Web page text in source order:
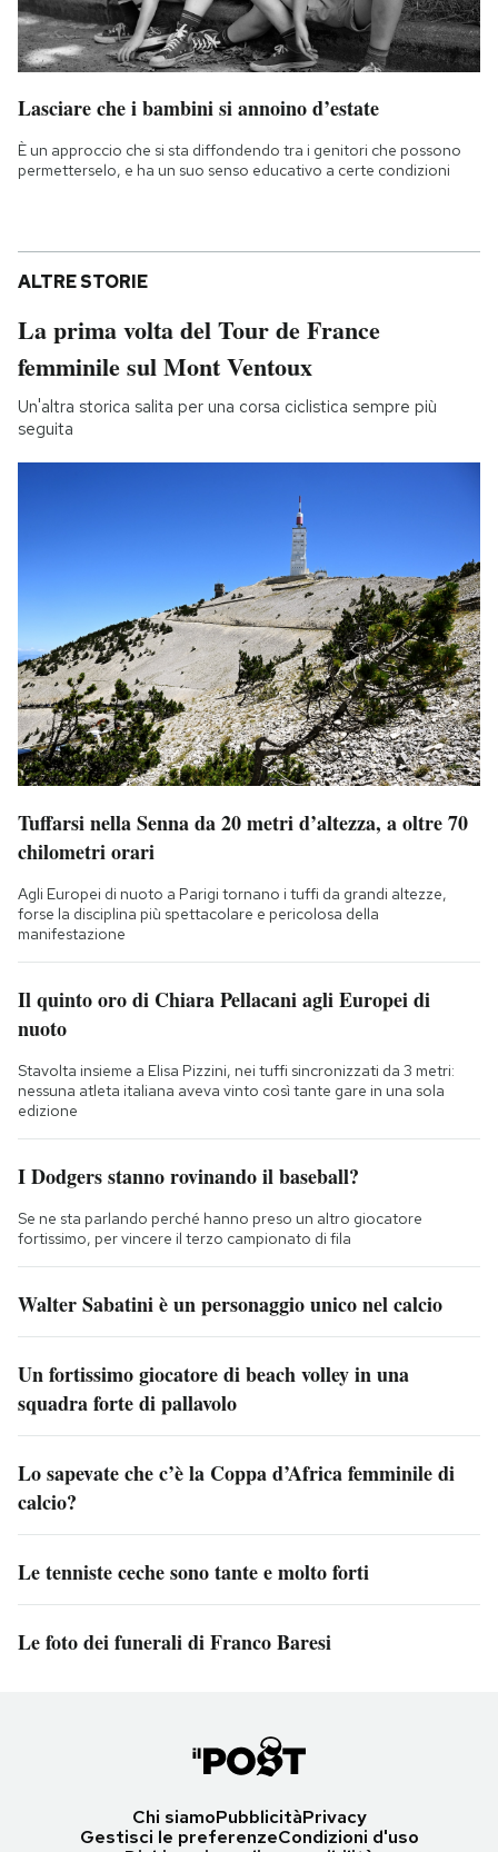
Lasciare che i bambini si annoino d’estate
È un approccio che si sta diffondendo tra i genitori che possono
permetterselo, e ha un suo senso educativo a certe condizioni
ALTRE STORIE
La prima volta del Tour de France
femminile sul Mont Ventoux
Un'altra storica salita per una corsa ciclistica sempre più
seguita
Tuffarsi nella Senna da 20 metri d’altezza, a oltre 70
chilometri orari
Agli Europei di nuoto a Parigi tornano i tuffi da grandi altezze,
forse la disciplina più spettacolare e pericolosa della
manifestazione
Il quinto oro di Chiara Pellacani agli Europei di
nuoto
Stavolta insieme a Elisa Pizzini, nei tuffi sincronizzati da 3 metri:
nessuna atleta italiana aveva vinto così tante gare in una sola
edizione
I Dodgers stanno rovinando il baseball?
Se ne sta parlando perché hanno preso un altro giocatore
fortissimo, per vincere il terzo campionato di fila
Walter Sabatini è un personaggio unico nel calcio
Un fortissimo giocatore di beach volley in una
squadra forte di pallavolo
Lo sapevate che c’è la Coppa d’Africa femminile di
calcio?
Le tenniste ceche sono tante e molto forti
Le foto dei funerali di Franco Baresi
Chi siamoPubblicitàPrivacy
Gestisci le preferenzeCondizioni d'uso